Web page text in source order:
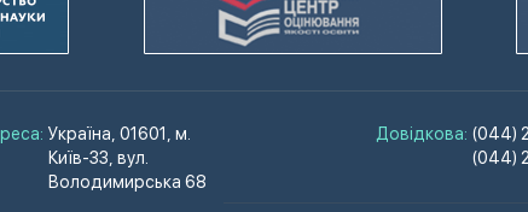
Україна, 01601, м.
Київ-33, вул.
Володимирська 68
Довідкова: (044)
(044)